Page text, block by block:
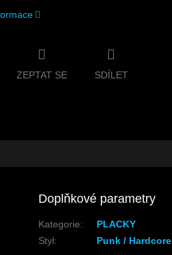
ZEPTAT SE SDÍLET
Doplňkové parametry
Kategorie:
PLACKY
Styl: Punk / Hardcore